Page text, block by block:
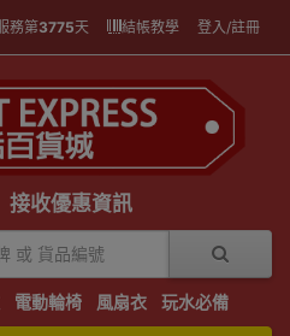
務第3775天 結帳教學 登入/註冊
接收優惠資訊
電動輪椅 風扇衣 玩水必備